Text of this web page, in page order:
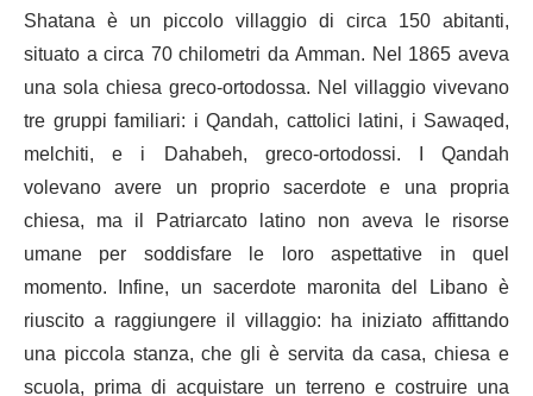
Shatana è un piccolo villaggio di circa 150 abitanti,
situato a circa 70 chilometri da Amman. Nel 1865 aveva
una sola chiesa greco-ortodossa. Nel villaggio vivevano
tre gruppi familiari: i Qandah, cattolici latini, i Sawaqed,
melchiti, e i Dahabeh, greco-ortodossi. I Qandah
volevano avere un proprio sacerdote e una propria
chiesa, ma il Patriarcato latino non aveva le risorse
umane per soddisfare le loro aspettative in quel
momento. Infine, un sacerdote maronita del Libano è
riuscito a raggiungere il villaggio: ha iniziato affittando
una piccola stanza, che gli è servita da casa, chiesa e
scuola, prima di acquistare un terreno e costruire una